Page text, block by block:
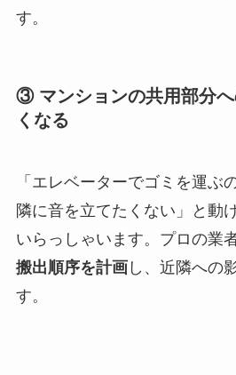
す。
③ マンションの共用部分
くなる
「エレベーターでゴミを運ぶ
隣に音を立てたくない」と動
いらっしゃいます。プロの業
搬出順序を計画し、近隣への
す。